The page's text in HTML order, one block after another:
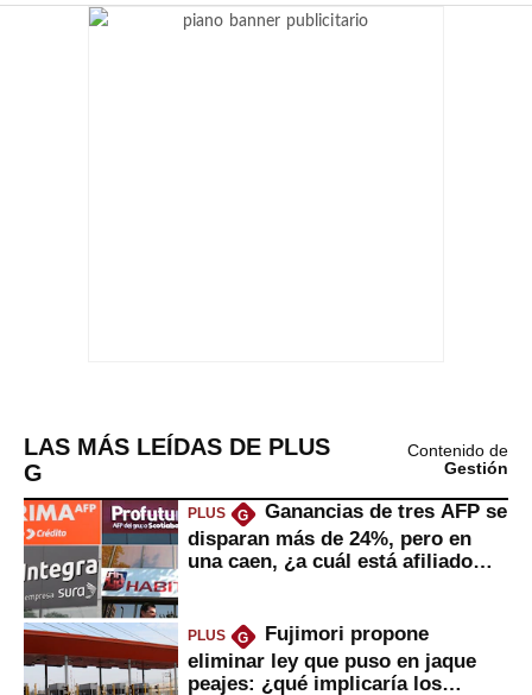
LAS MÁS LEÍDAS DE PLUS
G
Contenido de
Gestión
PLUS G
Ganancias de tres AFP se
disparan más de 24%, pero en
una caen, ¿a cuál está afiliado
PLUS G
Fujimori propone
eliminar ley que puso en jaque
peajes: ¿qué implicaría los